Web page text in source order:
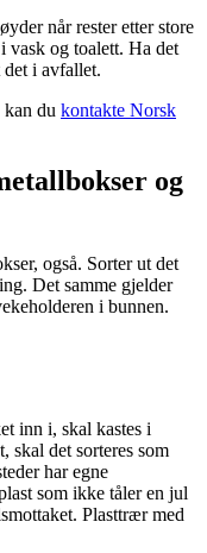
når rester etter store
vask og toalett. Ha det
i avfallet.
du kontakte Norsk
og
også. Sorter ut det
Det samme gjelder
i bunnen.
inn i, skal kastes i
skal det sorteres som
har egne
som ikke tåler en jul
Plasttrær med